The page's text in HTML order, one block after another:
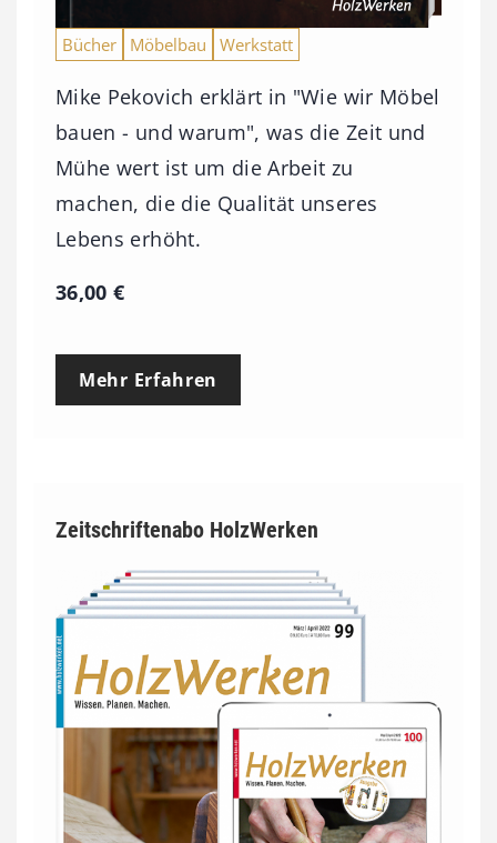
Bücher Möbelbau Werkstatt
Mike Pekovich erklärt in "Wie wir Möbel
bauen - und warum", was die Zeit und
Mühe wert ist um die Arbeit zu
machen, die die Qualität unseres
Lebens erhöht.
36,00€
Mehr Erfahren
Zeitschriftenabo HolzWerken